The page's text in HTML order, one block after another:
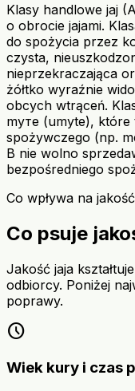
Klasy handlowe jaj
o obrocie jajami.
do spożycia przez
czysta,
nieprzekraczająca
żółtko wyraźnie
obcych wtrąceń.
myте (umyte), które
spożywczego (np.
B nie wolno
bezpośredniego
Co wpływa na jakość
Co psuje
Jakość jaja
odbiorcy. Poniżej
poprawy.
schedule
Wiek kury i czas